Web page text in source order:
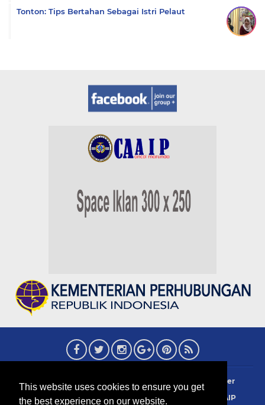
This website uses cookies to ensure you get
the best experience on our website.
Tonton: Tips Bertahan Sebagai Istri Pelaut
About Redaksi Contact
Disclaimer
Terms Of Use
Pedoman Siber Info Iklan Sejarah AIP